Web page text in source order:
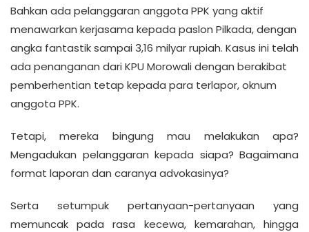
Bahkan ada pelanggaran anggota PPK yang aktif
menawarkan kerjasama kepada paslon Pilkada, dengan
angka fantastik sampai 3,16 milyar rupiah. Kasus ini telah
ada penanganan dari KPU Morowali dengan berakibat
pemberhentian tetap kepada para terlapor, oknum
anggota PPK.
Tetapi, mereka bingung mau melakukan apa?
Mengadukan pelanggaran kepada siapa? Bagaimana
format laporan dan caranya advokasinya?
Serta setumpuk pertanyaan-pertanyaan yang
memuncak pada rasa kecewa, kemarahan, hingga